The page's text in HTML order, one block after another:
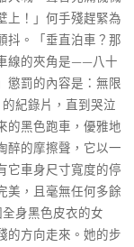
上！」何手殘趕緊為
抖。「垂直泊車？那
線的夾角是——八十
懲罰的內容是：無限
紀錄片，直到哭泣
的黑色跑車，優雅地
醉的摩擦聲，它以一
它車身尺寸寬度的停
美，且毫無任何多餘
身黑色皮衣的女
的方向走來。她的步